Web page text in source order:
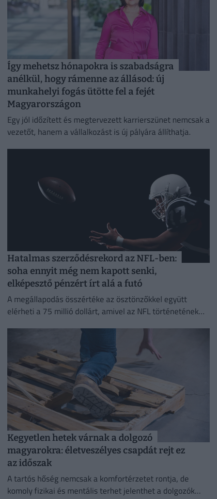
Így mehetsz hónapokra is szabadságra
anélkül, hogy rámenne az állásod: új
munkahelyi fogás ütötte fel a fejét
Magyarországon
Egy jól időzített és megtervezett karrierszünet nemcsak a
vezetőt, hanem a vállalkozást is új pályára állíthatja.
Hatalmas szerződésrekord az NFL-ben:
soha ennyit még nem kapott senki,
elképesztő pénzért írt alá a futó
A megállapodás összértéke az ösztönzőkkel együtt
elérheti a 75 millió dollárt, amivel az NFL történetének
Kegyetlen hetek várnak a dolgozó
magyarokra: életveszélyes csapdát rejt ez
az időszak
A tartós hőség nemcsak a komfortérzetet rontja, de
komoly fizikai és mentális terhet jelenthet a dolgozók